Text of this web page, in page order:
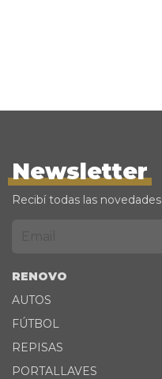
Newsletter
Recibí todas las novedades
RENOVO
AUTOS
FÚTBOL
REPISAS
PORTALLAVES